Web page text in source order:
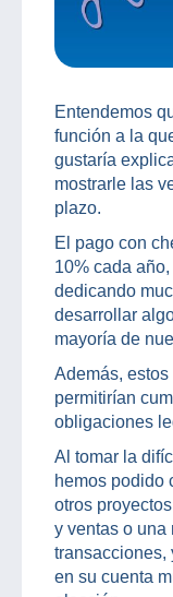
Entendemos
función a la
gustaría
mostrarle las
plazo.
El pago con
10% cada
dedicando
desarrollar
mayoría de
Además,
permitirían
obligaciones
Al tomar la
hemos podido
otros
y ventas o una
transacciones,
en su cuenta